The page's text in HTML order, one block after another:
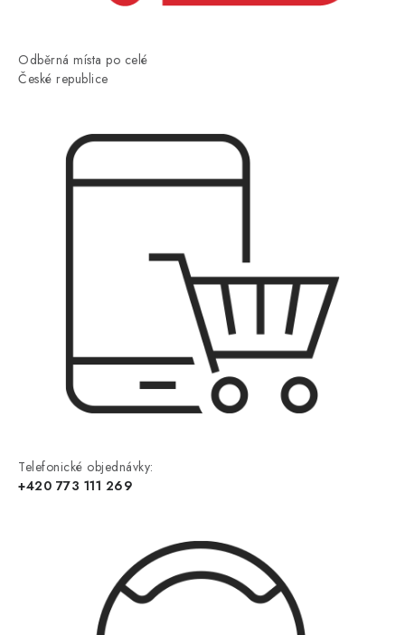
Odběrná místa po celé
České republice
Telefonické objednávky:
+420 773 111 269